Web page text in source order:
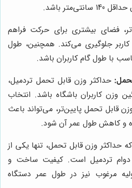
باشد.
فضای بیشتری برای حرکت فراهم
کاربر جلوگیری می‌کند. همچنین، طول
با طول گام کاربران باشد.
حداکثر وزن قابل تحمل تردمیل،
وزن کاربران باشگاه باشد. انتخاب
قابل تحمل پایین‌تر، می‌تواند باعث
و کاهش طول عمر آن شود.
حداکثر وزن قابل تحمل، تنها یکی از
دوام تردمیل است. کیفیت ساخت و
مرغوب نیز در طول عمر دستگاه